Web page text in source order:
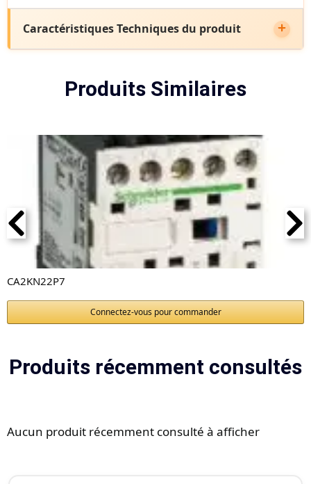
Caractéristiques Techniques du produit
Produits Similaires
CA2KN22P7
Connectez-vous pour commander
Produits récemment consultés
Aucun produit récemment consulté à afficher